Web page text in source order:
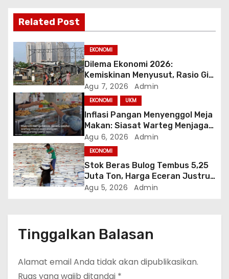
i
p
o
s
Related Post
EKONOMI
Dilema Ekonomi 2026:
Kemiskinan Menyusut, Rasio Gini
Mendorong Kesenjangan
Agu 7, 2026 Admin
EKONOMI UKM
Inflasi Pangan Menyenggol Meja
Makan: Siasat Warteg Menjaga
Harga Tetap Terjangkau
Agu 6, 2026 Admin
EKONOMI
Stok Beras Bulog Tembus 5,25
Juta Ton, Harga Eceran Justru
Naik 7 Bulan Berturut-Turut
Agu 5, 2026 Admin
Tinggalkan Balasan
Alamat email Anda tidak akan dipublikasikan.
Ruas yang wajib ditandai *